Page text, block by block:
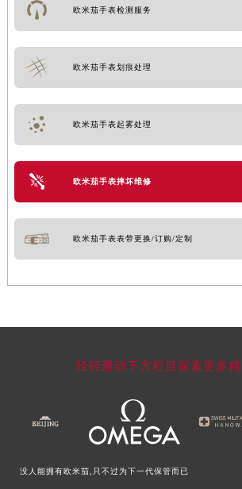
欧米茄手表检测服务
欧米茄手表划痕处理
欧米茄手表起雾处理
欧米茄手表摔坏维修
欧米茄手表表带更换/订购/定制
轻轻滑动下方栏目探索更多
没人能拥有欧米茄,只不过为下一代保管而已